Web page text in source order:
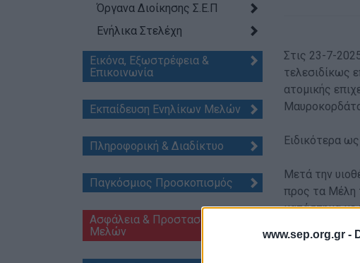
www.sep.org.gr -
Όργανα Διοίκησης Σ.Ε.Π
Ενήλικα Στελέχη
Εικόνα, Εξωστρέφεια &
Επικοινωνία
Εκπαίδευση Ενηλίκων Μελών
Πληροφορική & Διαδίκτυο
Παγκόσμιος Προσκοπισμός
Ασφάλεια & Προστασία
Μελών
Στις 23-7-
τελεσιδίκως
ατομικής
Ειδικότερα
Μετά την
προς τα Μέλη
κατάστημα με
ήδη από τον
ειδών της
Κανονισμό